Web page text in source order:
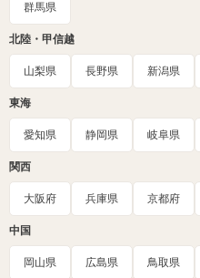
群馬県
北陸・甲信越
山梨県 長野県 新潟県
東海
愛知県 静岡県 岐阜県
関西
大阪府 兵庫県 京都府
中国
岡山県 広島県 鳥取県